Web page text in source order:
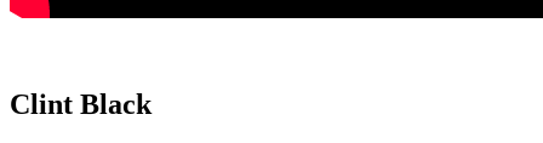
Clint Black